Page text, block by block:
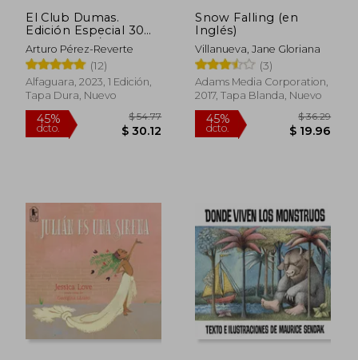
dcto. $ 32.00
El Club Dumas.
Edición Especial 30
Aniversario / The Club
Dumas
Arturo Pérez-Reverte
(12)
Alfaguara, 2023, 1 Edición,
Tapa Dura, Nuevo
Snow Falling (en
Inglés)
Villanueva, Jane Gloriana
(3)
Adams Media Corporation,
2017, Tapa Blanda, Nuevo